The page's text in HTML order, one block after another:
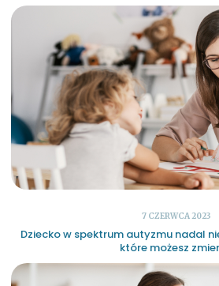
7 CZERWCA 2023
Dziecko w spektrum autyzmu nadal
które możesz